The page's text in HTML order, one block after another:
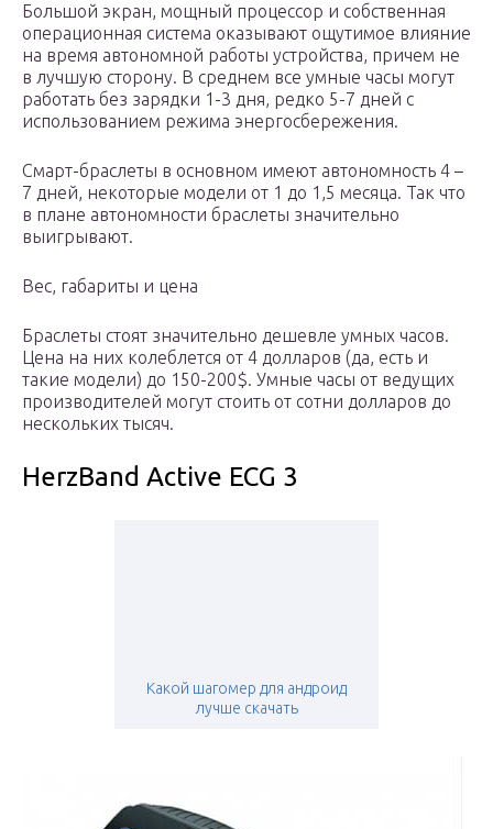
Большой экран, мощный процессор и собственная
операционная система оказывают ощутимое влияние
на время автономной работы устройства, причем не
в лучшую сторону. В среднем все умные часы могут
работать без зарядки 1-3 дня, редко 5-7 дней с
использованием режима энергосбережения.
Смарт-браслеты в основном имеют автономность 4 –
7 дней, некоторые модели от 1 до 1,5 месяца. Так что
в плане автономности браслеты значительно
выигрывают.
Вес, габариты и цена
Браслеты стоят значительно дешевле умных часов.
Цена на них колеблется от 4 долларов (да, есть и
такие модели) до 150-200$. Умные часы от ведущих
производителей могут стоить от сотни долларов до
нескольких тысяч.
HerzBand Active ECG 3
Какой шагомер для андроид
лучше скачать